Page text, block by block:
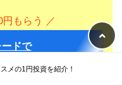
円もらう ／
ドで
作る
メの1円投資を紹介！